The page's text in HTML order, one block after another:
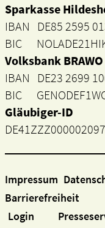
Sparkasse
IBAN DE85 2595
BIC
Volksbank BRAWO
IBAN DE23 2699
BIC
Gläubiger-ID
Impressum
Barrierefreiheit
Login